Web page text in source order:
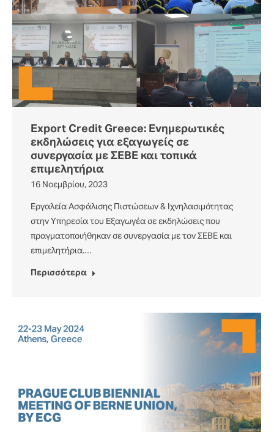
Export Credit Greece: Ενημερωτικές
εκδηλώσεις για εξαγωγείς σε
συνεργασία με ΣΕΒΕ και τοπικά
επιμελητήρια
16 Νοεμβρίου, 2023
Εργαλεία Ασφάλισης Πιστώσεων & Ιχνηλασιμότητας
στην Υπηρεσία του Εξαγωγέα σε εκδηλώσεις που
πραγματοποιήθηκαν σε συνεργασία με τον ΣΕΒΕ και
επιμελητήρια.…
Περισσότερα